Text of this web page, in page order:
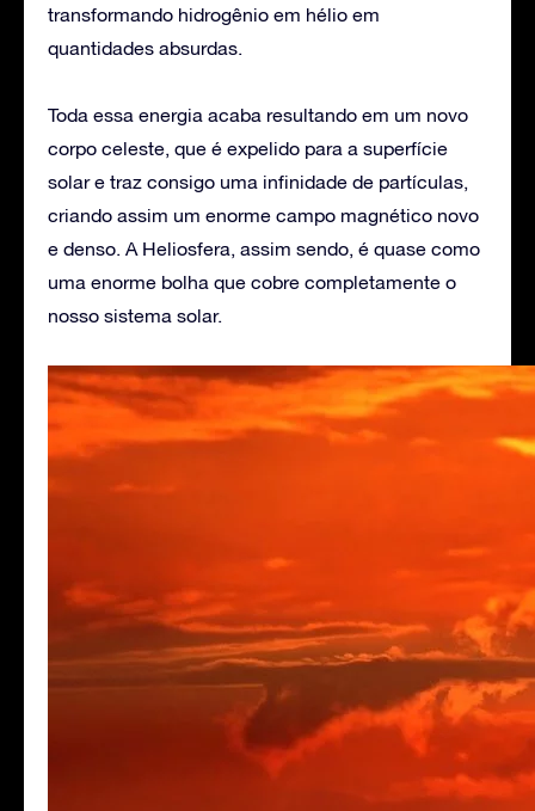
transformando hidrogênio em hélio em
quantidades absurdas.
Toda essa energia acaba resultando em um novo
corpo celeste, que é expelido para a superfície
solar e traz consigo uma infinidade de partículas,
criando assim um enorme campo magnético novo
e denso. A Heliosfera, assim sendo, é quase como
uma enorme bolha que cobre completamente o
nosso sistema solar.